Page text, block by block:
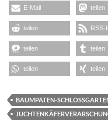
E-Mail teilen
teilen RSS-
teilen teilen
teilen teilen
BAUMPATEN-